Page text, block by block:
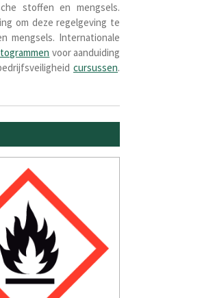
stoffen en mengsels.
om deze regelgeving te
mengsels. Internationale
voor aanduiding
cursussen.